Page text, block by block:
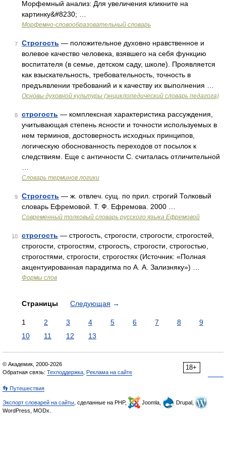
Морфемный анализ: Для увеличения кликните на
картинку&#8230; …
Морфемно-словообразовательный словарь
7 Строгость — положительное духовно нравственное и
волевое качество человека, взявшего на себя функцию
воспитателя (в семье, детском саду, школе). Проявляется
как взыскательность, требовательность, точность в
предъявлении требований и к качеству их выполнения …
Основы духовной культуры (энциклопедический словарь педагога)
8 строгость — комплексная характеристика рассуждения,
учитывающая степень ясности и точности используемых в
нем терминов, достоверность исходных принципов,
логическую обоснованность переходов от посылок к
следствиям. Еще с античности С. считалась отличительной
Словарь терминов логики
9 Строгость — ж. отвлеч. сущ. по прил. строгий Толковый
словарь Ефремовой. Т. Ф. Ефремова. 2000 …
Современный толковый словарь русского языка Ефремовой
10 строгость — строгость, строгости, строгости, строгостей,
строгости, строгостям, строгость, строгости, строгостью,
строгостями, строгости, строгостях (Источник: «Полная
акцентуированная парадигма по А. А. Зализняку») …
Формы слов
Страницы Следующая →
1 2 3 4 5 6 7 8
9
10
11 12 13
18+
© Академик, 2000-2026
Обратная связь: Техподдержка Реклама на сайте
👣 Путешествия
Экспорт словарей на сайты , сделанные на PHP, Joomla,
Drupal,
WordPress, MODx.